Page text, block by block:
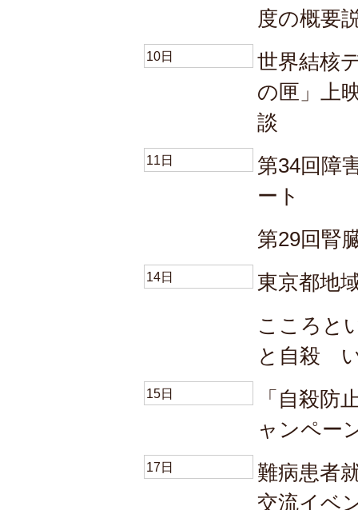
度の概要
10日
世界結核
の匣」上
談
11日
第34回障
ート
第29回腎
14日
東京都地
こころと
と自殺
15日
「自殺防
ャンペー
17日
難病患者
交流イベ